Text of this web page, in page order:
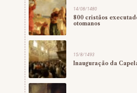
14/08/1480
800 cristãos
otomanos
15/8/1493
Inauguração da